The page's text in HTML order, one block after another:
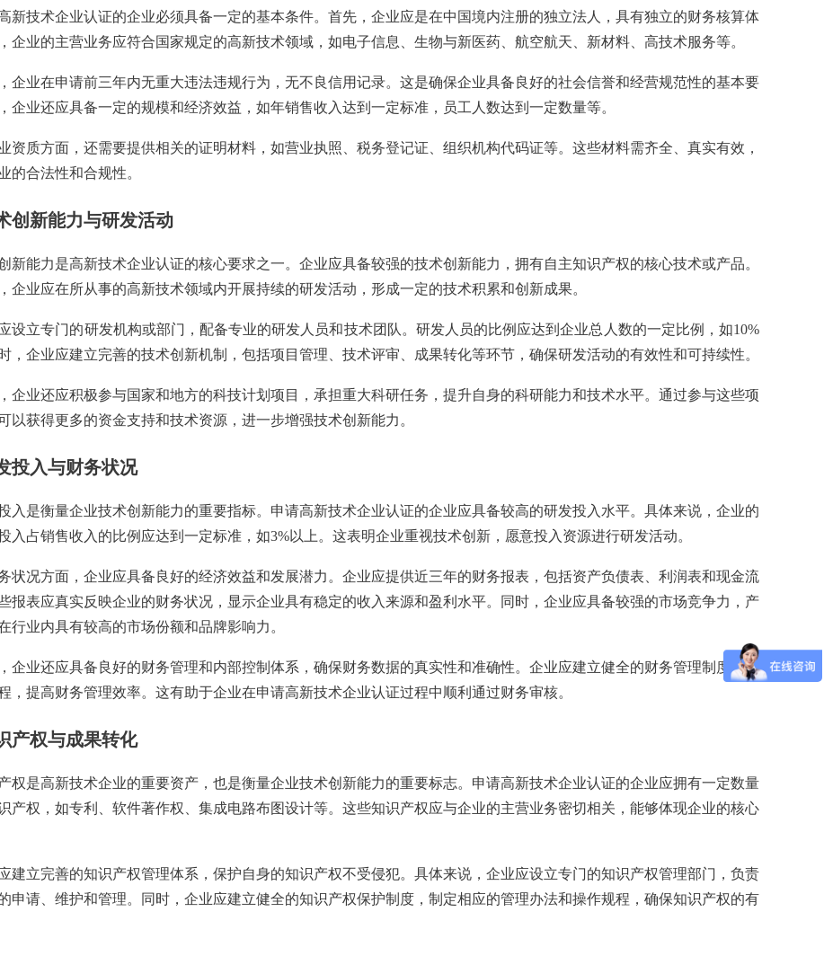
技术企业认证的企业必须具备一定的基本条件。首先，企业应是在中国境内注册的独立法人，具有独立的财务核算体
企业的主营业务应符合国家规定的高新技术领域，如电子信息、生物与新医药、航空航天、新材料、高技术服务等。
业在申请前三年内无重大违法违规行为，无不良信用记录。这是确保企业具备良好的社会信誉和经营规范性的基本要
企业还应具备一定的规模和经济效益，如年销售收入达到一定标准，员工人数达到一定数量等。
质方面，还需要提供相关的证明材料，如营业执照、税务登记证、组织机构代码证等。这些材料需齐全、真实有效，
的合法性和合规性。
创新能力与研发活动
能力是高新技术企业认证的核心要求之一。企业应具备较强的技术创新能力，拥有自主知识产权的核心技术或产品。
企业应在所从事的高新技术领域内开展持续的研发活动，形成一定的技术积累和创新成果。
立专门的研发机构或部门，配备专业的研发人员和技术团队。研发人员的比例应达到企业总人数的一定比例，如10%
，企业应建立完善的技术创新机制，包括项目管理、技术评审、成果转化等环节，确保研发活动的有效性和可持续性。
业还应积极参与国家和地方的科技计划项目，承担重大科研任务，提升自身的科研能力和技术水平。通过参与这些项
以获得更多的资金支持和技术资源，进一步增强技术创新能力。
投入与财务状况
是衡量企业技术创新能力的重要指标。申请高新技术企业认证的企业应具备较高的研发投入水平。具体来说，企业的
入占销售收入的比例应达到一定标准，如3%以上。这表明企业重视技术创新，愿意投入资源进行研发活动。
况方面，企业应具备良好的经济效益和发展潜力。企业应提供近三年的财务报表，包括资产负债表、利润表和现金流
报表应真实反映企业的财务状况，显示企业具有稳定的收入来源和盈利水平。同时，企业应具备较强的市场竞争力，产
行业内具有较高的市场份额和品牌影响力。
业还应具备良好的财务管理和内部控制体系，确保财务数据的真实性和准确性。企业应建立健全的财务管理制度，规
，提高财务管理效率。这有助于企业在申请高新技术企业认证过程中顺利通过财务审核。
产权与成果转化
是高新技术企业的重要资产，也是衡量企业技术创新能力的重要标志。申请高新技术企业认证的企业应拥有一定数量
产权，如专利、软件著作权、集成电路布图设计等。这些知识产权应与企业的主营业务密切相关，能够体现企业的核心
立完善的知识产权管理体系，保护自身的知识产权不受侵犯。具体来说，企业应设立专门的知识产权管理部门，负责
申请、维护和管理。同时，企业应建立健全的知识产权保护制度，制定相应的管理办法和操作规程，确保知识产权的有